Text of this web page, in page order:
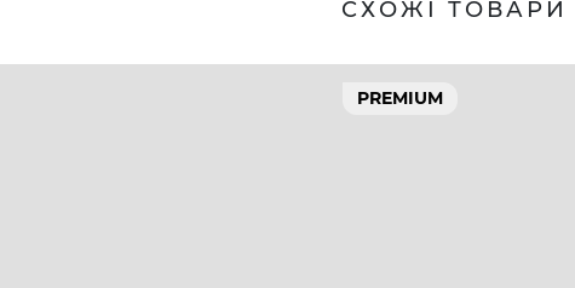
СХОЖІ ТОВАРИ
PREMIUM